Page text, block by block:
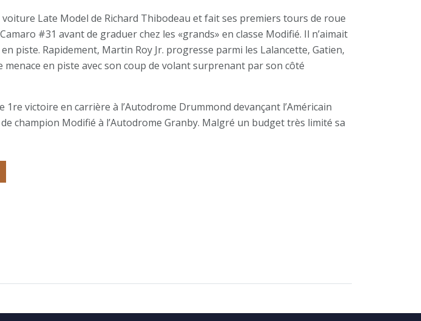
Late Model de Richard Thibodeau et fait ses premiers tours de roue
#31 avant de graduer chez les «grands» en classe Modifié. Il n’aimait
piste. Rapidement, Martin Roy Jr. progresse parmi les Lalancette, Gatien,
en piste avec son coup de volant surprenant par son côté
victoire en carrière à l’Autodrome Drummond devançant l’Américain
champion Modifié à l’Autodrome Granby. Malgré un budget très limité sa